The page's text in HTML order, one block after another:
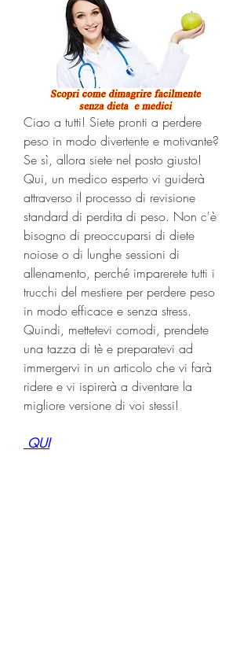
Ciao a tutti! Siete pronti a perdere
peso in modo divertente e motivante?
Se sì, allora siete nel posto giusto!
Qui, un medico esperto vi guiderà
attraverso il processo di revisione
standard di perdita di peso. Non c'è
bisogno di preoccuparsi di diete
noiose o di lunghe sessioni di
allenamento, perché imparerete tutti i
trucchi del mestiere per perdere peso
in modo efficace e senza stress.
Quindi, mettetevi comodi, prendete
una tazza di tè e preparatevi ad
immergervi in un articolo che vi farà
ridere e vi ispirerà a diventare la
migliore versione di voi stessi!
QUI